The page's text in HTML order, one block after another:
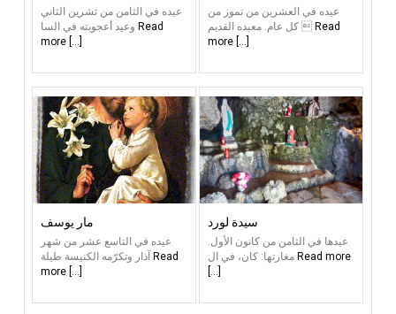
عيده في الثامن من تشرين الثاني
Read
more [...]
عيده في العشرين من تموز من
كل عام. معبده القديم  Read
more [...]
مار يوسف
عيده في التاسع عشر من شهر
Read
more [...]
سيدة لورد
عيدها في الثامن من كانون الأول.
Read more
[...]